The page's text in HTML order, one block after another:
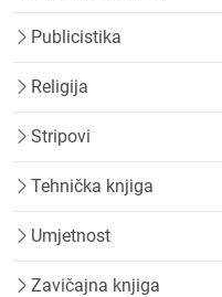
Publicistika
Religija
Stripovi
Tehnička knjiga
Umjetnost
Zavičajna knjiga